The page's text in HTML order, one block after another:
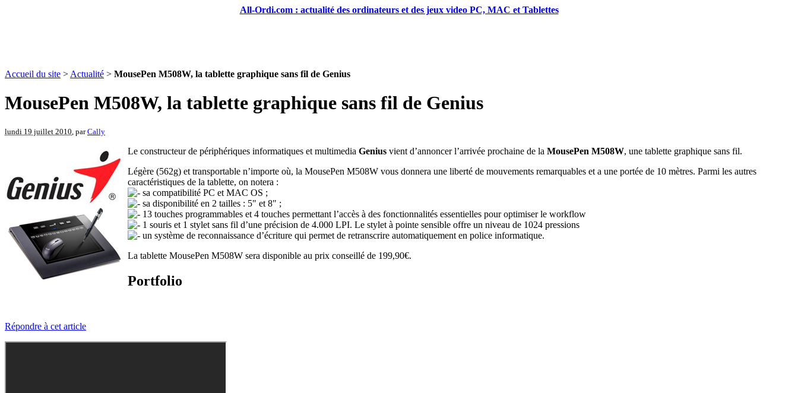
All-Ordi.com : actualité des ordinateurs et des jeux video PC, MAC et Tablettes
Accueil du site > Actualité > MousePen M508W, la tablette graphique sans fil de Genius
MousePen M508W, la tablette graphique sans fil de Genius
lundi 19 juillet 2010 , parCally
Le constructeur de périphériques informatiques et multimedia Genius vient d’annoncer l’arrivée prochaine de la MousePen M508W, une tablette graphique sans fil.
Légère (562g) et transportable n’importe où, la MousePen M508W vous donnera une liberté de mouvements remarquables et a une portée de 10 mètres. Parmi les autres
caractéristiques de la tablette, on notera :
sa compatibilité PC et MAC OS ;
sa disponibilité en 2 tailles : 5" et 8" ;
13 touches programmables et 4 touches permettant l’accès à des fonctionnalités essentielles pour optimiser le workflow
1 souris et 1 stylet sans fil d’une précision de 4.000 LPI. Le stylet à pointe sensible offre un niveau de 1024 pressions
un système de reconnaissance d’écriture qui permet de retranscrire automatiquement en police informatique.
La tablette MousePen M508W sera disponible au prix conseillé de 199,90€.
Portfolio
Répondre à cet article